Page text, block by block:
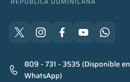
809 - 731 - 3535 (Disponible en
WhatsApp)